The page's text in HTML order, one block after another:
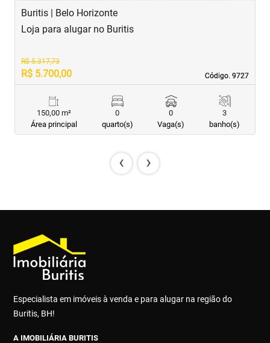
Buritis | Belo Horizonte
Código. 9727
Código. 9727
Loja para alugar no Buritis
R$ 5.317,73
R$ 5.700,00
150,00 m²
Área principal
0
quarto(s)
0
Vaga(s)
3
banho(s)
‹ ›
Especialista em imóveis à venda e para alugar na região do
Buritis, BH!
A IMOBILIÁRIA BURITIS